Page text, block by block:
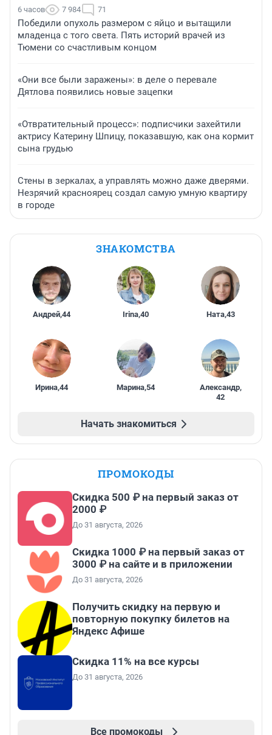
6 часов 7 984 71
Победили опухоль размером с яйцо и вытащили
младенца с того света. Пять историй врачей из
Тюмени со счастливым концом
«Они все были заражены»: в деле о перевале
Дятлова появились новые зацепки
«Отвратительный процесс»: подписчики захейтили
актрису Катерину Шпицу, показавшую, как она кормит
сына грудью
Стены в зеркалах, а управлять можно даже дверями.
Незрячий красноярец создал самую умную квартиру
в городе
ЗНАКОМСТВА
Андрей,44 Irina,40 Ната,43
Ирина,44 Марина,54 Александр,
42
Начать знакомиться
ПРОМОКОДЫ
Скидка 500 ₽ на первый заказ от
2000 ₽
До 31 августа, 2026
Скидка 1000 ₽ на первый заказ от
3000 ₽ на сайте и в приложении
До 31 августа, 2026
Получить скидку на первую и
повторную покупку билетов на
Яндекс Афише
Скидка 11% на все курсы
До 31 августа, 2026
Все промокоды